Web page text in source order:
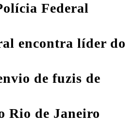
Federal
encontra líder do
de fuzis de
Rio de Janeiro